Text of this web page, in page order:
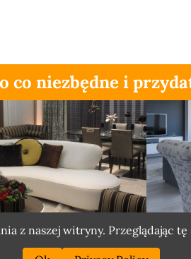
co niezbędne i
z naszej witryny. Przeglądając